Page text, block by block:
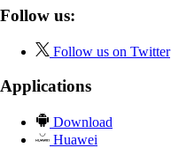
Follow us:
Follow us on Twitter
Applications
Download
Huawei